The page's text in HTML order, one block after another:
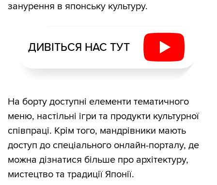
занурення в японську культуру.
ДИВІТЬСЯ НАС ТУТ
На борту доступні елементи тематичного
меню, настільні ігри та продукти культурної
співпраці. Крім того, мандрівники мають
доступ до спеціального онлайн-порталу, де
можна дізнатися більше про архітектуру,
мистецтво та традиції Японії.